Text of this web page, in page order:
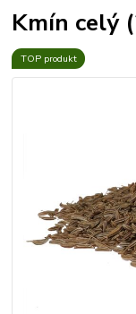
Kmín celý
TOP produkt